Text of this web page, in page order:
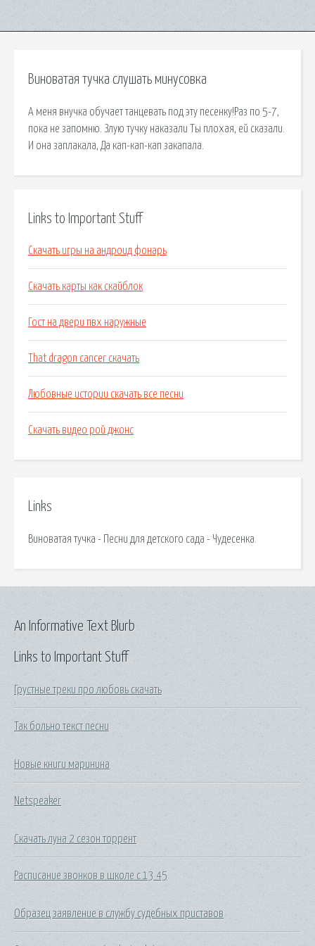
Виноватая тучка слушать минусовка
А меня внучка обучает танцевать под эту песенку!Раз по 5-7,
пока не запомню. Злую тучку наказали Ты плохая, ей сказали.
И она заплакала, Да кап-кап-кап закапала.
Links to Important Stuff
Скачать игры на андроид фонарь
Скачать карты как скайблок
Гост на двери пвх наружные
That dragon cancer скачать
Любовные истории скачать все песни
Скачать видео рой джонс
Links
Виноватая тучка - Песни для детского сада - Чудесенка.
Links to Important Stuff
Грустные треки про любовь скачать
Так больно текст песни
Новые книги маринина
Netspeaker
Скачать луна 2 сезон торрент
Расписание звонков в школе с 13 45
Образец заявление в службу судебных приставов
An Informative Text Blurb